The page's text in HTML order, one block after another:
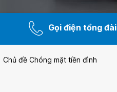
Gọi điện tổng đài
Chủ đề Chóng mặt tiền đình